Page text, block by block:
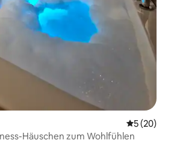
5 (20)
Häuschen zum Wohlfühlen